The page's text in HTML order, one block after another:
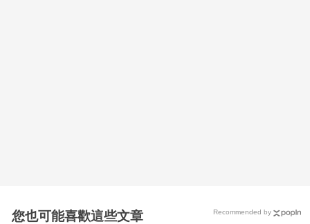
您也可能喜歡這些文章 Recommended by